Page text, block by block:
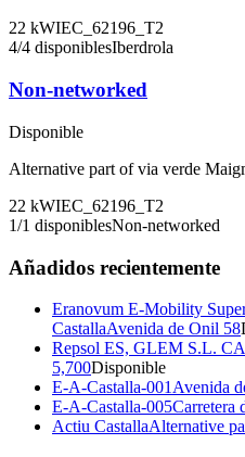
22 kWIEC_62196_T2
4/4 disponiblesIberdrola
Non-networked
Disponible
Alternative part of via verde
22 kWIEC_62196_T2
1/1 disponiblesNon-networked
Añadidos recientemente
Eranovum E-Mobility
CastallaAvenida de Onil 58
Repsol ES, GLEM S.L.
5,700Disponible
E-A-Castalla-001 Avenida
E-A-Castalla-005Carretera
Actiu CastallaAlternative